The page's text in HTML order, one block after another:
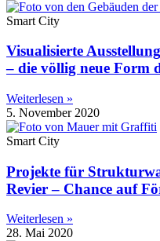
Smart City
Visualisierte
– die völlig neue Form
Weiterlesen »
5. November 2020
Smart City
Projekte für
Revier – Chance auf
Weiterlesen »
28. Mai 2020